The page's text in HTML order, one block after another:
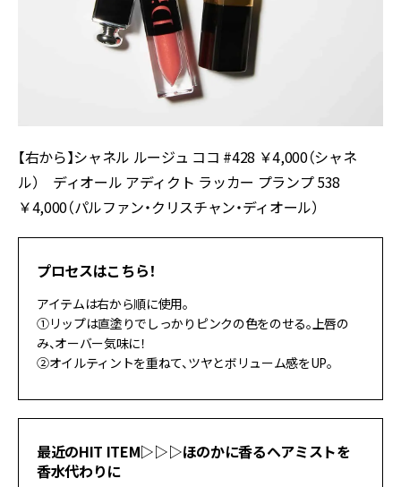
【右から】シャネル ルージュ ココ #428 ￥4,000（シャネ
ル） ディオール アディクト ラッカー プランプ 538
￥4,000（パルファン・クリスチャン・ディオール）
プロセスはこちら！
アイテムは右から順に使用。
①リップは直塗りでしっかりピンクの色をのせる。上唇の
み、オーバー気味に！
②オイルティントを重ねて、ツヤとボリューム感をUP。
最近のHIT ITEM▷▷▷ほのかに香るヘアミストを
香水代わりに